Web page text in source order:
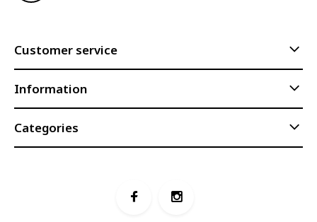
Customer service
Information
Categories